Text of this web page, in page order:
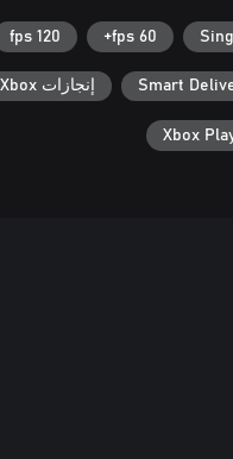
60 fps+
120 fps
Smart إنجازات Xbox
Xbox